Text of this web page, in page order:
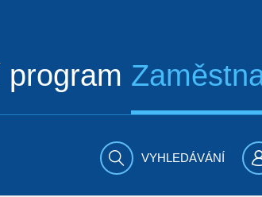
VYHLEDÁVÁNÍ